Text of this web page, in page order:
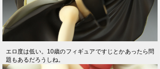
エロ度は低い。10歳のフィギュアですじとかあったら問
題もあるだろうしね。